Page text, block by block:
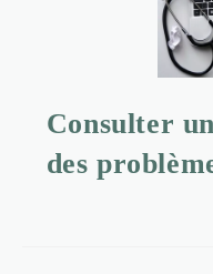
Consulter
des